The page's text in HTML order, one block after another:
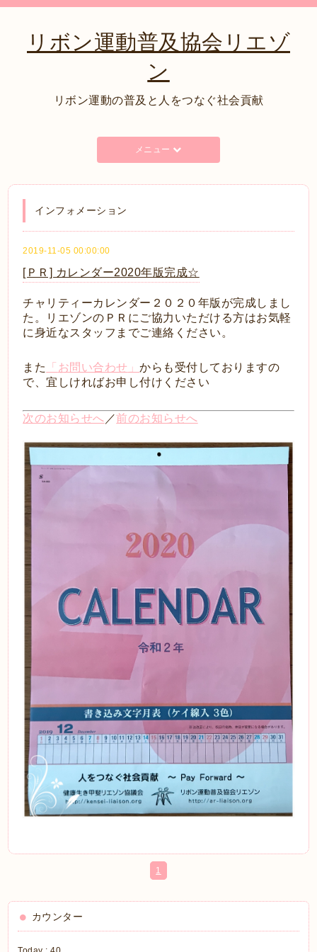
リボン運動普及協会リエゾ
ン
リボン運動の普及と人をつなぐ社会貢献
メニュー
インフォメーション
2019-11-05 00:00:00
[ＰＲ] カレンダー2020年版完成☆
チャリティーカレンダー２０２０年版が完成しまし
た。リエゾンのＰＲにご協力いただける方はお気軽
に身近なスタッフまでご連絡ください。
また 「 お問い合わせ 」からも受付しておりますの
で、宜しければお申し付けください
次のお知らせへ ／前のお知らせへ
1
カウンター